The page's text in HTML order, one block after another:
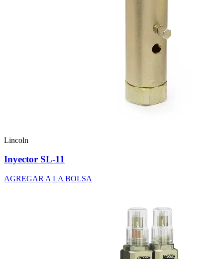
Lincoln
Inyector SL-11
AGREGAR A LA BOLSA